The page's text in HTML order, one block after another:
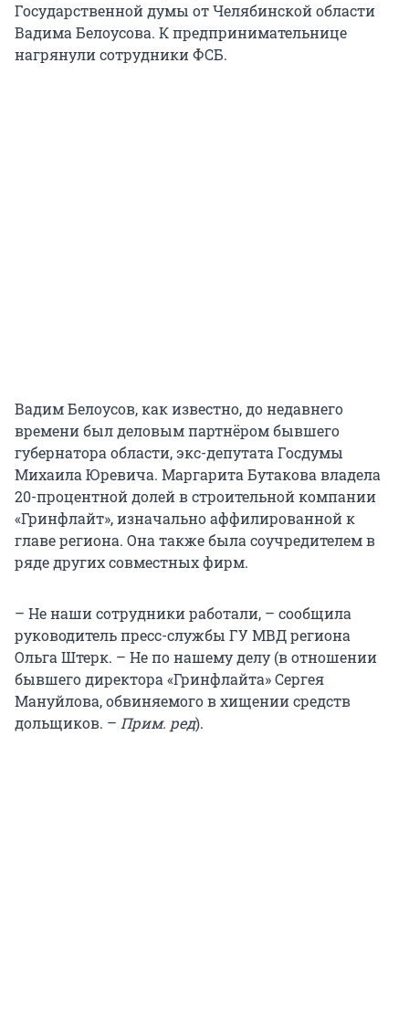
Государственной думы от Челябинской области
Вадима Белоусова. К предпринимательнице
нагрянули сотрудники ФСБ.
Вадим Белоусов, как известно, до недавнего
времени был деловым партнёром бывшего
губернатора области, экс-депутата Госдумы
Михаила Юревича. Маргарита Бутакова владела
20-процентной долей в строительной компании
«Гринфлайт», изначально аффилированной к
главе региона. Она также была соучредителем в
ряде других совместных фирм.
– Не наши сотрудники работали, – сообщила
руководитель пресс-службы ГУ МВД региона
Ольга Штерк. – Не по нашему делу (в отношении
бывшего директора «Гринфлайта» Сергея
Мануйлова, обвиняемого в хищении средств
дольщиков. – Прим. ред).